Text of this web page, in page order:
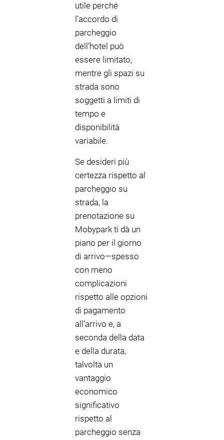
utile perché
l’accordo di
parcheggio
dell’hotel può
essere limitato,
mentre gli spazi su
strada sono
soggetti a limiti di
tempo e
disponibilità
variabile.
Se desideri più
certezza rispetto al
parcheggio su
strada, la
prenotazione su
Mobypark ti dà un
piano per il giorno
di arrivo—spesso
con meno
complicazioni
rispetto alle opzioni
di pagamento
all’arrivo e, a
seconda della data
e della durata,
talvolta un
vantaggio
economico
significativo
rispetto al
parcheggio senza